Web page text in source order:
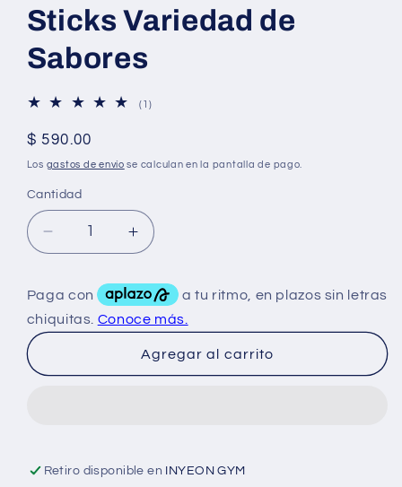
Sticks Variedad de
Sabores
(1)1
Precio
habitual
$ 590.00
Los gastos de envío se calculan en la pantalla de pago.
Cantidad
Reducir
cantidad
Insane
Psychotic
30
Variedad
Aumentar
cantidad
para
Insane
Psychotic
30
Sticks
Variedad
Agregar al carrito
Retiro disponible en INYEON GYM